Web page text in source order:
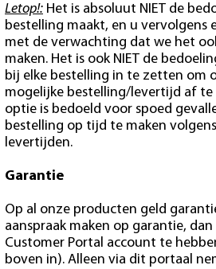
Letop!: Het is absoluut NIET de
bestelling maakt, en u vervolgens
met de verwachting dat we het
maken. Het is ook NIET de
bij elke bestelling in te zetten om
mogelijke bestelling/levertijd af te
optie is bedoeld voor spoed
bestelling op tijd te maken
levertijden.
Garantie
Op al onze producten geld
aanspraak maken op garantie,
Customer Portal account te
boven in). Alleen via dit portaal